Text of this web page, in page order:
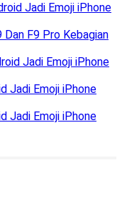
Jadi Emoji iPhone
Dan F9 Pro Kebagian
Jadi Emoji iPhone
Jadi Emoji iPhone
Jadi Emoji iPhone